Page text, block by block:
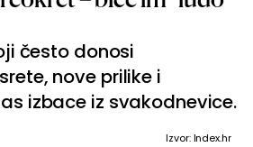
često donosi
nove prilike i
izbace iz svakodnevice.
Izvor: Index.hr